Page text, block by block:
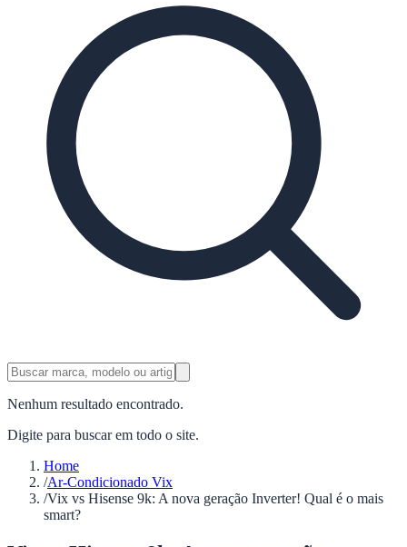
Nenhum resultado encontrado.
Digite para buscar em todo o site.
Home
/Ar-Condicionado Vix
/Vix vs Hisense 9k: A nova geração Inverter! Qual é o mais
smart?